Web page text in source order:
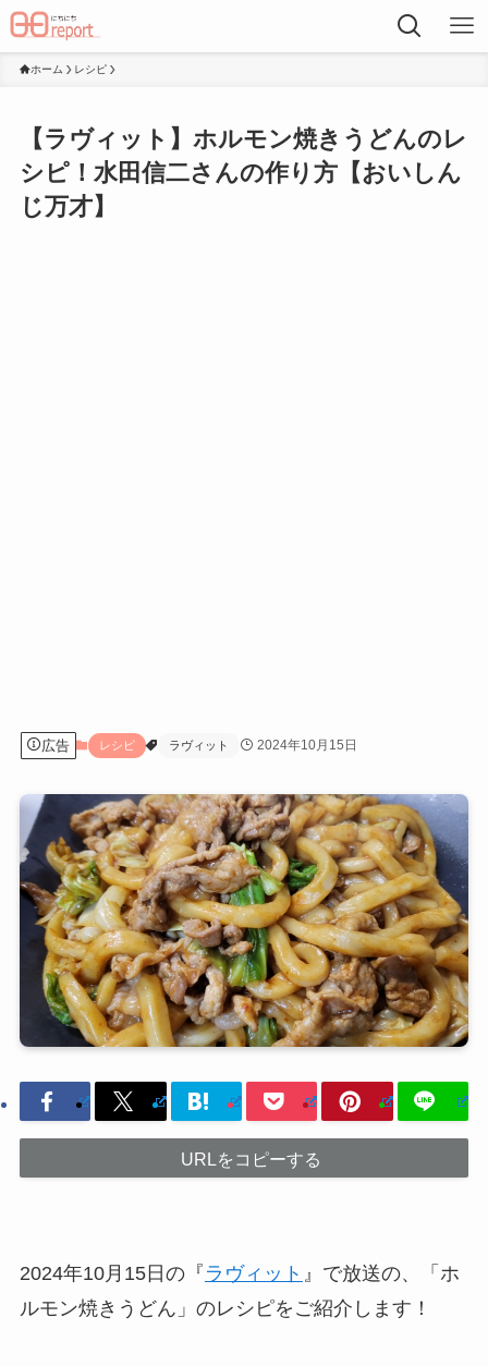
ホーム レシピ
【ラヴィット】ホルモン焼きうどんのレ
シピ！水田信二さんの作り方【おいしん
じ万才】
広告 レシピ ラヴィット 2024年10月15日
URLをコピーする
2024年10月15日の『 ラヴィット 』で放送の、「ホ
ルモン焼きうどん」のレシピをご紹介します！